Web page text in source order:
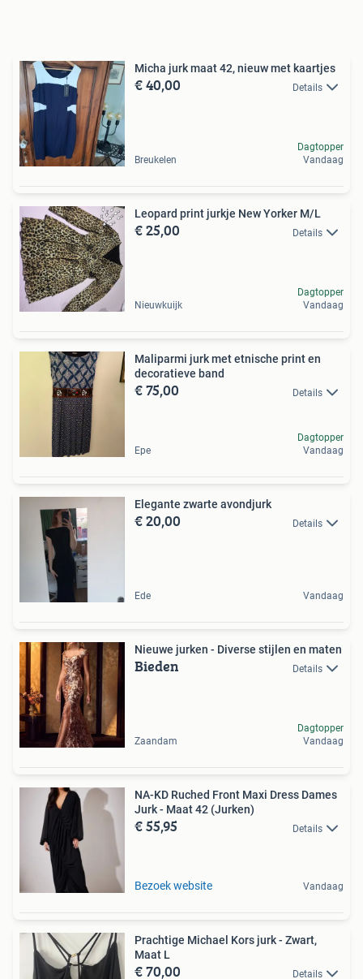
Micha jurk maat 42, nieuw met kaartjes
€ 40,00 Details
Breukelen
Dagtopper
Vandaag
Leopard print jurkje New Yorker M/L
€ 25,00 Details
Nieuwkuijk
Dagtopper
Vandaag
Maliparmi jurk met etnische print en
decoratieve band
€ 75,00 Details
Epe
Dagtopper
Vandaag
Elegante zwarte avondjurk
€ 20,00 Details
Ede Vandaag
Nieuwe jurken - Diverse stijlen en maten
Bieden Details
Zaandam
Dagtopper
Vandaag
NA-KD Ruched Front Maxi Dress Dames
Jurk - Maat 42 (Jurken)
€ 55,95 Details
Bezoek website Vandaag
Prachtige Michael Kors jurk - Zwart,
Maat L
€ 70,00 Details